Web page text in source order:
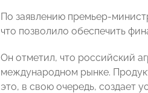
По заявлению премьер-
что позволило обеспечить
Он отметил, что российский
международном рынке.
это, в свою очередь, создает